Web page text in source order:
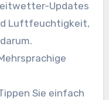
Updates
Luftfeuchtigkeit,
Sie einfach